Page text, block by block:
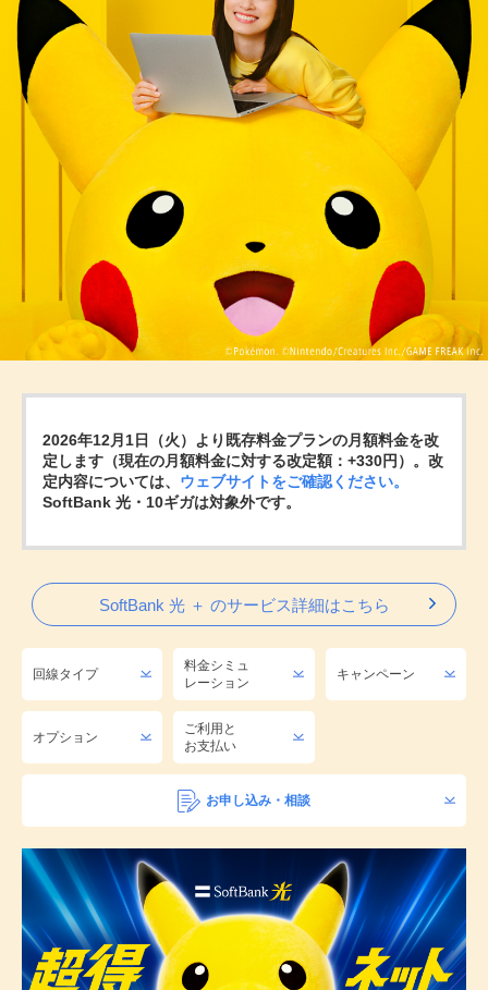
2026年12月1日（火）より既存料金プランの月額料金を改
定します（現在の月額料金に対する改定額：+330円）。改
定内容については、 ウェブサイトをご確認ください。
SoftBank 光・10ギガは対象外です。
SoftBank 光 ＋ のサービス詳細はこちら
回線タイプ
料金シミュ
レーション
キャンペーン
オプション
ご利用と
お支払い
お申し込み・相談